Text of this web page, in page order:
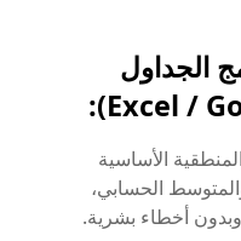
الجداول
الأساسية
الحسابي،
أخطاء بشرية.